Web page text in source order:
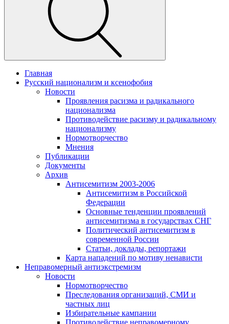
Главная
Русский национализм и ксенофобия
Новости
Проявления расизма и радикального
национализма
Противодействие расизму и радикальному
национализму
Нормотворчество
Мнения
Публикации
Документы
Архив
Антисемитизм 2003-2006
Антисемитизм в Российской
Федерации
Основные тенденции проявлений
антисемитизма в государствах СНГ
Политический антисемитизм в
современной России
Статьи, доклады, репортажи
Карта нападений по мотиву ненависти
Неправомерный антиэкстремизм
Новости
Нормотворчество
Преследования организаций, СМИ и
частных лиц
Избирательные кампании
Противодействие неправомерному